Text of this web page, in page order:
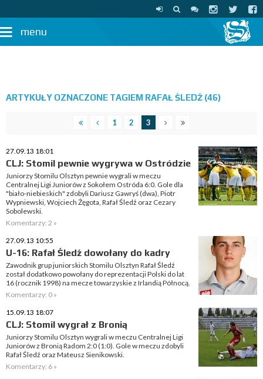
menu
ARTYKUŁY OZNACZONE TAGIEM RAFAŁ ŚLEDŹ (46)
1 2 3
27.09.13 18:01
CLJ: Stomil pewnie wygrywa w Ostródzie
Juniorzy Stomilu Olsztyn pewnie wygrali w meczu
Centralnej Ligi Juniorów z Sokołem Ostróda 6:0. Gole dla
"biało-niebieskich" zdobyli Dariusz Gawryś (dwa), Piotr
Wypniewski, Wojciech Żęgota, Rafał Śledź oraz Cezary
Sobolewski.
Komentarzy: 2 »
27.09.13 10:55
U-16: Rafał Śledź dowołany do kadry
Zawodnik grup juniorskich Stomilu Olsztyn Rafał Śledź
został dodatkowo powołany do reprezentacji Polski do lat
16 (rocznik 1998) na mecze towarzyskie z Irlandią Północą.
Komentarzy: 0 »
15.09.13 18:07
CLJ: Stomil wygrał z Bronią
Juniorzy Stomilu Olsztyn wygrali w meczu Centralnej Ligi
Juniorów z Bronią Radom 2:0 (1:0). Gole w meczu zdobyli
Rafał Śledź oraz Mateusz Sienikowski.
Komentarzy: 6 »